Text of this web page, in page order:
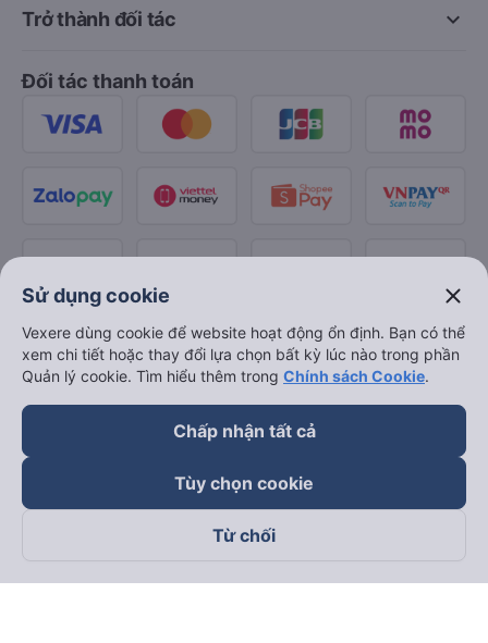
keyboard_arrow_down
Trở thành đối tác
Đối tác thanh toán
Theo dõi chúng tôi trên
Sử dụng cookie close
Vexere dùng cookie để website hoạt động ổn định. Bạn có thể
xem chi tiết hoặc thay đổi lựa chọn bất kỳ lúc nào trong phần
Quản lý cookie. Tìm hiểu thêm trong Chính sách Cookie.
Chấp nhận tất cả
Tùy chọn cookie
Từ chối